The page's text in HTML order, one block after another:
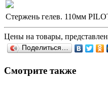
Стержень гелев. 110мм
Цены на товары,
Поделиться…
Смотрите также